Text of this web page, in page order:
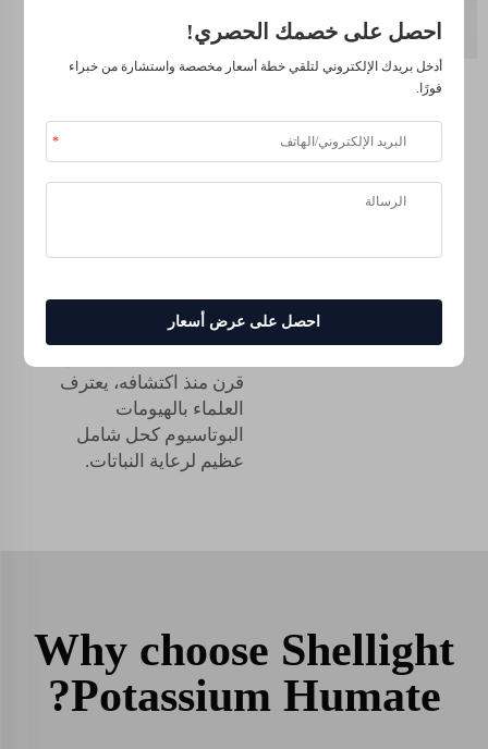
البوتاسيوم
الهيومي
الهيومات البوتاسيوم، في
إبقاء النباتات قوية،
والقدرة على النمو في
ظروف الجفاف أو التربة
قرن منذ اكتشافه، يعترف
العلماء بالهيومات
البوتاسيوم كحل شامل
عظيم لرعاية النباتات.
Why choose Shellight
Potassium Humate?
احصل على خصمك الحصري!
أدخل بريدك الإلكتروني لتلقي خطة أسعار مخصصة واستشارة من خبراء
فورًا.
احصل على عرض أسعار